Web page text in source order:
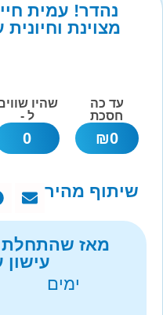
נהדר! עמית
מצוינת
עד כה
חסכת
0
₪
שהיו
ל -
0
שיתוף מהיר
מאז שהתחלת
ימים